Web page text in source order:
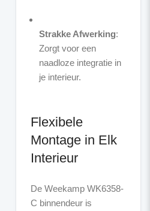
Strakke Afwerking:
Zorgt voor een
naadloze integratie in
je interieur.
Flexibele
Montage in Elk
Interieur
De Weekamp WK6358-
C binnendeur is